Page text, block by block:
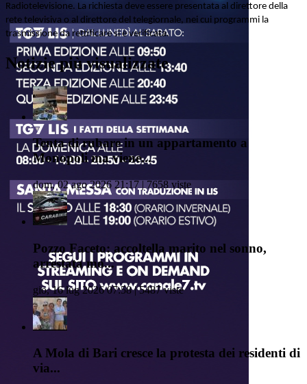
Radiotelevisione. La richiesta deve essere presentata al direttore della
rete televisiva o al direttore del telegiornale, nei cui programmi la
trasmissione da rettificare si è verificata.
Notizie più visualizzate
Tenta di rubare in un appartamento a
Monopoli ma viene...
dom, 02 ago 2026 21:17 | 7658 viste
Pozzo Faceto: accoltella marito nel sonno,
arrestata mo...
gio, 16 lug 2026 07:58 | 5487 viste
A Mola di Bari cresce la protesta dei residenti di
via...